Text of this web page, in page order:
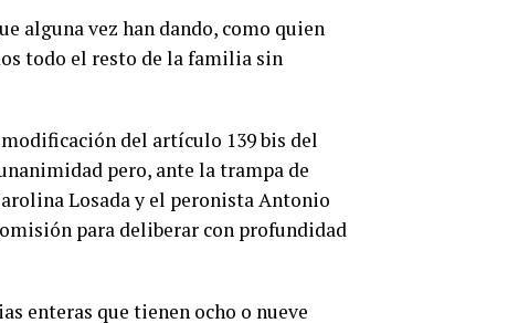
alguna vez han dando, como quien
todo el resto de la familia sin
del artículo 139 bis del
pero, ante la trampa de
Losada y el peronista Antonio
para deliberar con profundidad
enteras que tienen ocho o nueve